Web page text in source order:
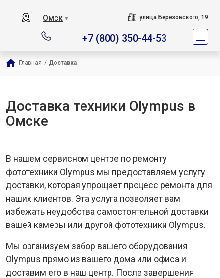
Омск ▼ улица Березовского, 19
+7 (800) 350-44-53
Главная / Доставка
Доставка техники Olympus в
Омске
В нашем сервисном центре по ремонту
фототехники Olympus мы предоставляем услугу
доставки, которая упрощает процесс ремонта для
наших клиентов. Эта услуга позволяет вам
избежать неудобства самостоятельной доставки
вашей камеры или другой фототехники Olympus.
Мы организуем забор вашего оборудования
Olympus прямо из вашего дома или офиса и
доставим его в наш центр. После завершения